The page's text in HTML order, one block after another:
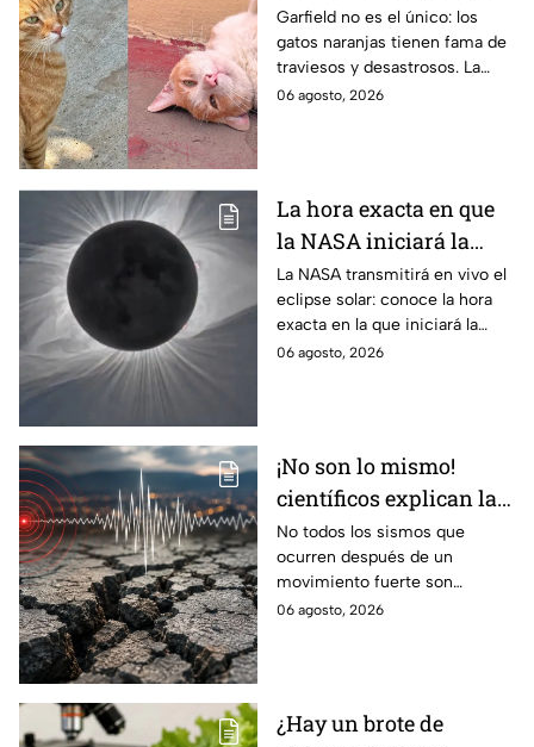
los gatos naranjas
tienen tanta fama de
hacer "desastres"
Garfield no es el único: los
gatos naranjas tienen fama de
traviesos y desastrosos. La
ciencia explica qué hay detrás
06 agosto, 2026
La hora exacta en que
la NASA iniciará la
transmisión en vivo
del eclipse solar
La NASA transmitirá en vivo el
eclipse solar: conoce la hora
exacta en la que iniciará la
cobertura para no perderte de
06 agosto, 2026
¡No son lo mismo!
científicos explican las
diferencias entre
enjambre sísmico y
réplicas
No todos los sismos que
ocurren después de un
movimiento fuerte son
réplicas. Científicos explican
06 agosto, 2026
¿Hay un brote de